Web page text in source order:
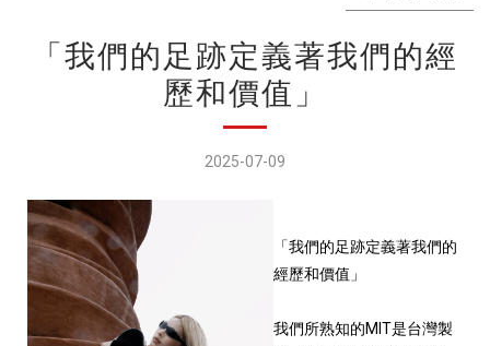
「我們的足跡定義著我們的經
歷和價值」
2025-07-09
「我們的足跡定義著我們的
經歷和價值」
我們所熟知的MIT是台灣製